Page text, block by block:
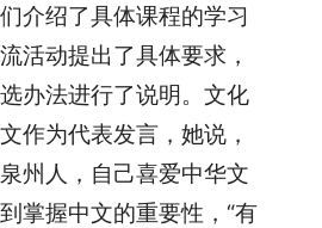
介绍了具体课程的学习
活动提出了具体要求，
办法进行了说明。文化
作为代表发言，她说，
州人，自己喜爱中华文
掌握中文的重要性，“有